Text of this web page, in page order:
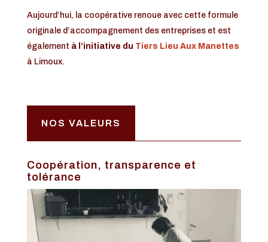
Aujourd’hui, la coopérative renoue avec cette formule
originale d’accompagnement des entreprises et est
également à l’initiative du Tiers Lieu Aux Manettes
à Limoux.
NOS VALEURS
Coopération, transparence et
tolérance